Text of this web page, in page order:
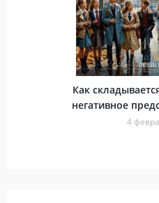
Как
негативное
4